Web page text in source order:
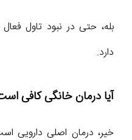
بله، حتی در نبود تاول
دارد.
آیا درمان خانگی کافی
خیر، درمان اصلی دارویی